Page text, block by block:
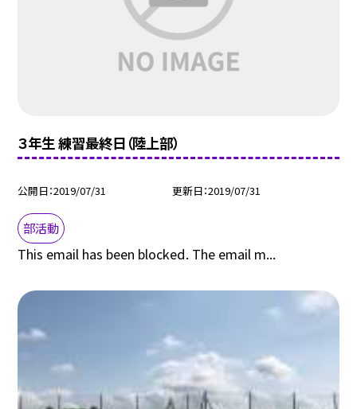
３年生 練習最終日（陸上部）
公開日 2019/07/31 更新日 2019/07/31
部活動
This email has been blocked. The email m...